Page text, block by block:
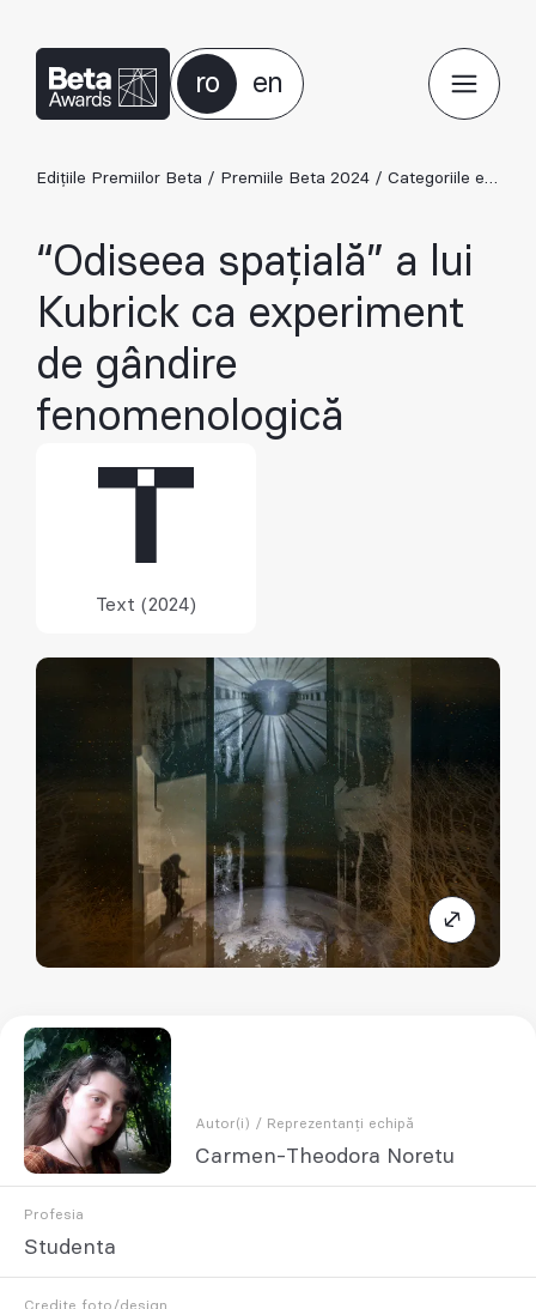
ro en
Edițiile Premiilor Beta / Premiile Beta 2024 / Categoriile ediției 2024
“Odiseea spațială” a lui
Kubrick ca experiment
de gândire
fenomenologică
Text (2024)
Autor(i) / Reprezentanți echipă
Carmen-Theodora Noretu
Profesia
Studenta
Credite foto/design